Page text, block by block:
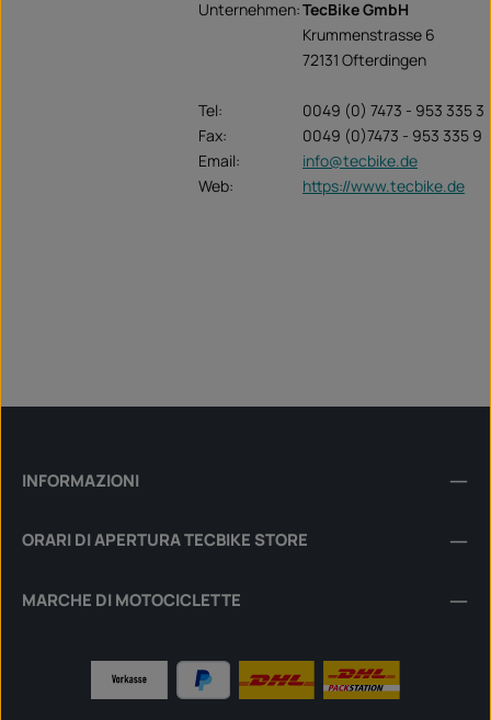
Unternehmen:TecBike GmbH
Krummenstrasse 6
72131 Ofterdingen
Tel:
0049 (0) 7473 - 953 335 3
Fax:
0049 (0)7473 - 953 335 9
Email:
info@tecbike.de
Web:
https://www.tecbike.de
INFORMAZIONI
ORARI DI APERTURA TECBIKE STORE
MARCHE DI MOTOCICLETTE